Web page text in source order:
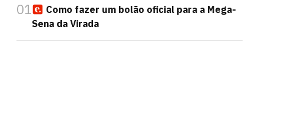
01
Como fazer um bolão oficial para a Mega-
Sena da Virada